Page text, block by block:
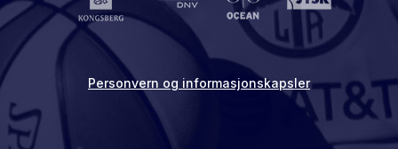
Personvern og informasjonskapsler